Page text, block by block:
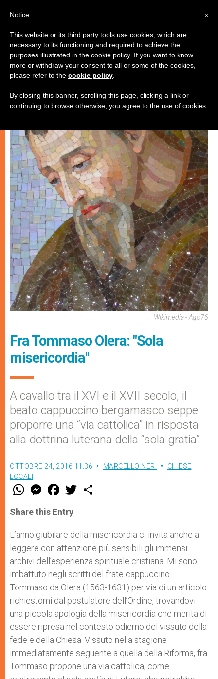
CHIESE LOCALI
Wikimedia - Ago76
Fra Tommaso Olera: "Sola
misericordia"
A cavallo tra il XVI e il XVII secolo, il
beato cappuccino bergamasco seppe
proporre una “via cattolica” in risposta
alla dottrina luterana della “sola gratia”
OTTOBRE 24, 2016 11:36 MARCELLO NERI
CHIESE
LOCALI
W
t
s
p
p
M
e
s
e
g
e
r
F
a
e
b
o
k
w
r
Share this Entry
L’anno giubilare della misericordia ci invita anche a
leggere con attenzione più sensibili gli immensi
archivi dell’esperienza spirituale cristiana. Mi sono
imbattuto negli scritti del frate cappuccino
Tommaso da Olera (1563-1631) per via di un articolo
richiestomi dal postulatore dell’Ordine, trovandovi
una piccola apologia della misericordia che merita di
essere ripresa nel contesto odierno del vissuto della
fede e della Chiesa. Vissuto nella stagione
immediatamente seguente a quella della Riforma, fra
Tommaso propone una via cattolica, come
x
Notice
This website or its third party tools use cookies, which are
necessary to its functioning and required to achieve the
purposes illustrated in the cookie policy. If you want to know
more or withdraw your consent to all or some of the cookies,
please refer to the cookie policy
By closing this banner, scrolling this page, clicking a link or
continuing to browse otherwise, you agree to the use of cookies.